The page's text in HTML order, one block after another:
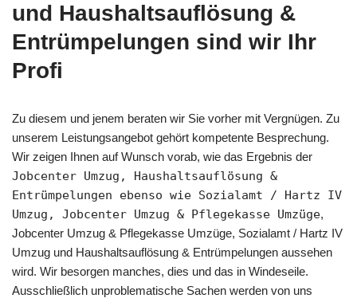
und Haushaltsauflösung &
Entrümpelungen sind wir Ihr
Profi
Zu diesem und jenem beraten wir Sie vorher mit Vergnügen. Zu
unserem Leistungsangebot gehört kompetente Besprechung.
Wir zeigen Ihnen auf Wunsch vorab, wie das Ergebnis der
Jobcenter Umzug, Haushaltsauflösung &
Entrümpelungen ebenso wie Sozialamt / Hartz IV
Umzug, Jobcenter Umzug & Pflegekasse Umzüge,
Jobcenter Umzug & Pflegekasse Umzüge, Sozialamt / Hartz IV
Umzug und Haushaltsauflösung & Entrümpelungen aussehen
wird. Wir besorgen manches, dies und das in Windeseile.
Ausschließlich unproblematische Sachen werden von uns